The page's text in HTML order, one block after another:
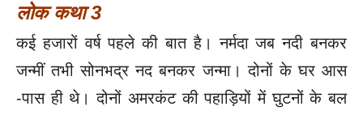
लोक कथा 3
कई हजारों वर्ष पहले की बात है। नर्मदा जब नदी बनकर
जन्मीं तभी सोनभद्र नद बनकर जन्मा। दोनों के घर आस
-पास ही थे। दोनों अमरकंट की पहाड़ियों में घुटनों के बल